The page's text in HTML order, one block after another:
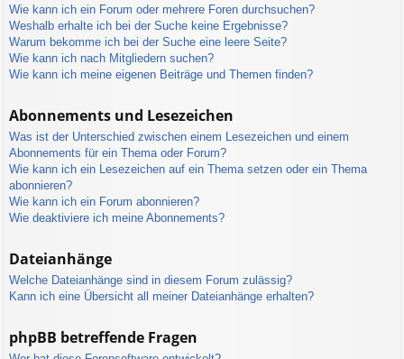
Wie kann ich ein Forum oder mehrere Foren durchsuchen?
Weshalb erhalte ich bei der Suche keine Ergebnisse?
Warum bekomme ich bei der Suche eine leere Seite?
Wie kann ich nach Mitgliedern suchen?
Wie kann ich meine eigenen Beiträge und Themen finden?
Abonnements und Lesezeichen
Was ist der Unterschied zwischen einem Lesezeichen und einem
Abonnements für ein Thema oder Forum?
Wie kann ich ein Lesezeichen auf ein Thema setzen oder ein Thema
abonnieren?
Wie kann ich ein Forum abonnieren?
Wie deaktiviere ich meine Abonnements?
Dateianhänge
Welche Dateianhänge sind in diesem Forum zulässig?
Kann ich eine Übersicht all meiner Dateianhänge erhalten?
phpBB betreffende Fragen